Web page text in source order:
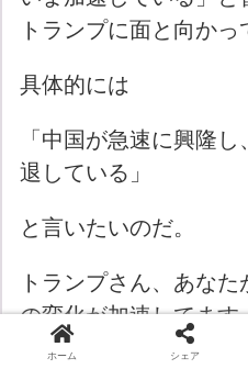
トランプに面と向かっ
具体的には
「中国が急速に興隆
退している」
と言いたいのだ。
トランプさん、あな
の変化が加速してます
ホーム シェア